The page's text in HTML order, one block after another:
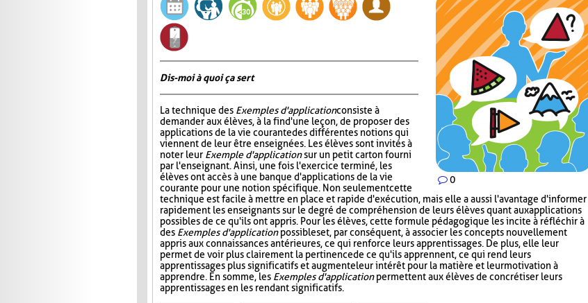
0
Dis-moi à quoi ça sert
La technique des Exemples d'applicationconsiste à
demander aux élèves, à la fin d'une leçon, de proposer des
applications de la vie courante des différentes notions qui
viennent de leur être enseignées. Les élèves sont invités à
noter leur Exemple d'applicationsur un petit carton fourni
par l'enseignant. Ainsi, une fois l'exercice terminé, les
élèves ont accès à une banque d'applications de la vie
courante pour une notion spécifique. Non seulement cette
technique est facile à mettre en place et rapide d'exécution, mais elle a aussi l'avantage d'informer
rapidement les enseignants sur le degré de compréhension de leurs élèves quant aux applications
possibles de ce qu'ils ont appris. Pour les élèves, cette formule pédagogique les incite à réfléchir à
des Exemples d'applicationpossibles et, par conséquent, à associer les concepts nouvellement
appris aux connaissances antérieures, ce qui renforce leurs apprentissages. De plus, elle leur
permet de voir plus clairement la pertinence de ce qu'ils apprennent, ce qui rend leurs
apprentissages plus significatifs et augmente leur intérêt pour la matière et leur motivation à
apprendre. En somme, les Exemples d'applicationpermettent aux élèves de concrétiser leurs
apprentissages en les rendant significatifs.